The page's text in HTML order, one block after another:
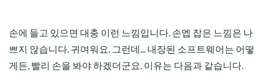
손에 들고 있으면 대충 이런 느낌입니다. 손엡 잡은 느낌은 나
쁘지 않습니다. 귀여워요. 그런데... 내장된 소프트웨어는 어떻
게든, 빨리 손을 봐야 하겠더군요. 이유는 다음과 같습니다.